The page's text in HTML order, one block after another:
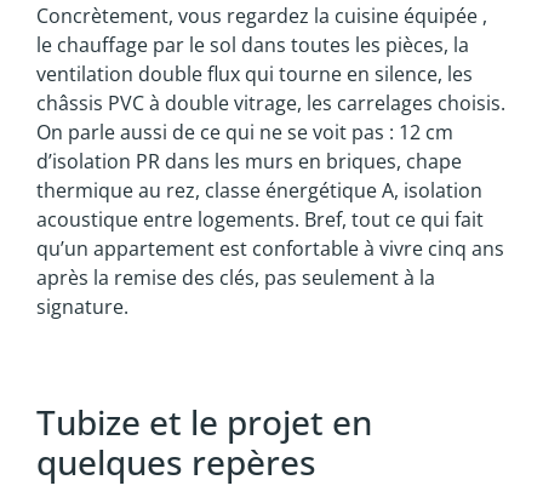
Concrètement, vous regardez la cuisine équipée ,
le chauffage par le sol dans toutes les pièces, la
ventilation double flux qui tourne en silence, les
châssis PVC à double vitrage, les carrelages choisis.
On parle aussi de ce qui ne se voit pas : 12 cm
d’isolation PR dans les murs en briques, chape
thermique au rez, classe énergétique A, isolation
acoustique entre logements. Bref, tout ce qui fait
qu’un appartement est confortable à vivre cinq ans
après la remise des clés, pas seulement à la
signature.
Tubize et le projet en
quelques repères